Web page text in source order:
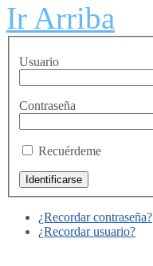
Ir Arriba
Usuario
Contraseña
Recuérdeme
¿Recordar contraseña?
¿Recordar usuario?